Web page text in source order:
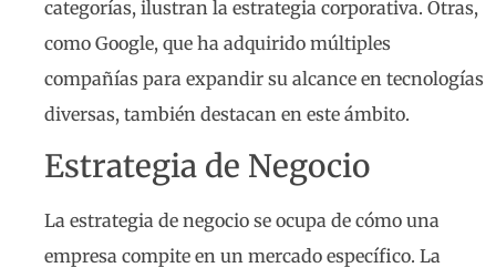
categorías, ilustran la estrategia corporativa. Otras,
como Google, que ha adquirido múltiples
compañías para expandir su alcance en tecnologías
diversas, también destacan en este ámbito.
Estrategia de Negocio
La estrategia de negocio se ocupa de cómo una
empresa compite en un mercado específico. La